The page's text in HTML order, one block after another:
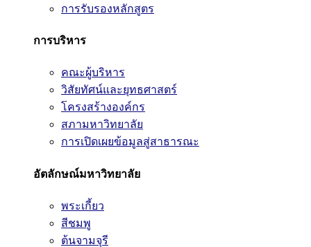
การรับรองหลักสูตร
การบริหาร
คณะผู้บริหาร
วิสัยทัศน์และยุทธศาสตร์
โครงสร้างองค์กร
สภามหาวิทยาลัย
การเปิดเผยข้อมูลสู่สาธารณะ
อัตลักษณ์มหาวิทยาลัย
พระเกี้ยว
สีชมพู
ต้นจามจุรี